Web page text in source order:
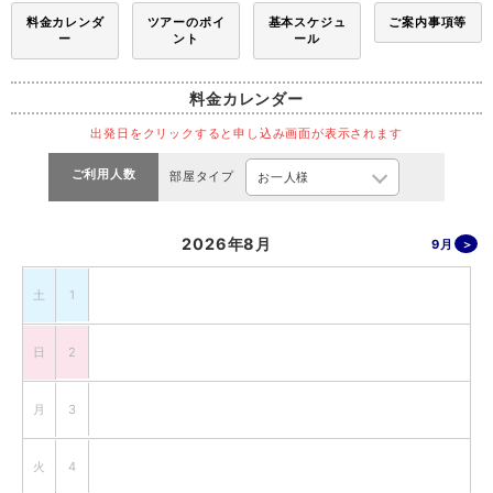
料金カレンダ
ー
ツアーのポイ
ント
基本スケジュ
ール
ご案内事項等
料金カレンダー
出発日をクリックすると申し込み画面が表示されます
ご利用人数 部屋タイプ
2026年8月 9月
土 1
日 2
月 3
火 4